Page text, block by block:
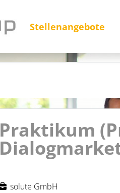
Stellenangebote
Praktikum
solute GmbH